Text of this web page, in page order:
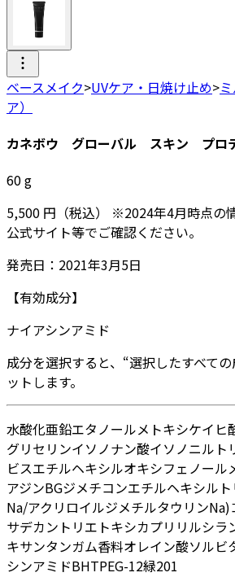
ベースメイク>UVケア・日焼け止め>
ア）
カネボウ グローバル スキン プロ
60g
5,500 円 （税込） ※2024年4月時点の
公式サイト等でご確認ください。
発売日： 2021年3月5日
【有効成分】
ナイアシンアミド
成分を選択すると、“選択したすべて
ットします。
水酸化亜鉛エタノールメトキシケイヒ
グリセリンイソノナン酸イソノニル ト
ビスエチルヘキシルオキシフェノール
アジンBGジメチコンエチルヘキシル
Na/アクリロイルジメチルタウリンNa)
サデカン トリエトキシカプリリルシラ
キサンタンガム香料オレイン酸ソルビ
シンアミドBHTPEG-12緑201